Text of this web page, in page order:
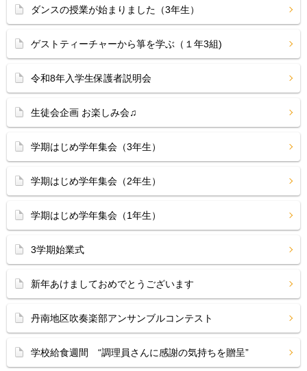
ダンスの授業が始まりました（3年生）
ゲストティーチャーから箏を学ぶ（１年3組)
令和8年入学生保護者説明会
生徒会企画 お楽しみ会♫
学期はじめ学年集会（3年生）
学期はじめ学年集会（2年生）
学期はじめ学年集会（1年生）
3学期始業式
新年あけましておめでとうございます
丹南地区吹奏楽部アンサンブルコンテスト
学校給食週間 “調理員さんに感謝の気持ちを贈呈”